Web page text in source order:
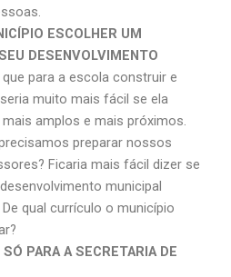
ESCOLHER UM
DESENVOLVIMENTO
para a escola construir e
muito mais fácil se ela
amplos e mais próximos.
preparar nossos
Ficaria mais fácil dizer se
municipal
qual currículo o município
PARA A SECRETARIA DE